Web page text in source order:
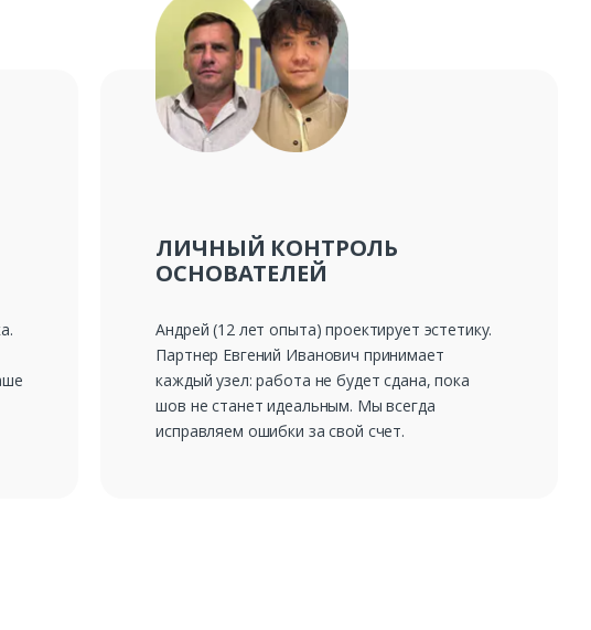
ЛИЧНЫЙ КОНТРОЛЬ
ОСНОВАТЕЛЕЙ
Андрей (12 лет опыта) проектирует эстетику.
Партнер Евгений Иванович принимает
каждый узел: работа не будет сдана, пока
шов не станет идеальным. Мы всегда
исправляем ошибки за свой счет.